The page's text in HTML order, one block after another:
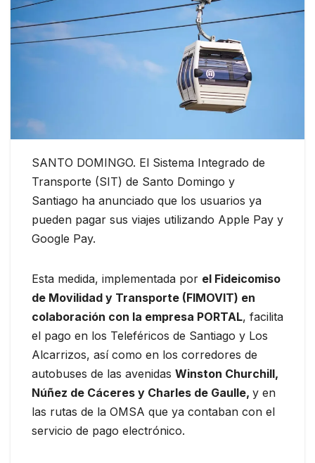
SANTO DOMINGO. El Sistema Integrado de
Transporte (SIT) de Santo Domingo y
Santiago ha anunciado que los usuarios ya
pueden pagar sus viajes utilizando Apple Pay y
Google Pay.
Esta medida, implementada por el Fideicomiso
de Movilidad y Transporte (FIMOVIT) en
colaboración con la empresa PORTAL, facilita
el pago en los Teleféricos de Santiago y Los
Alcarrizos, así como en los corredores de
autobuses de las avenidas Winston Churchill,
Núñez de Cáceres y Charles de Gaulle, y en
las rutas de la OMSA que ya contaban con el
servicio de pago electrónico.